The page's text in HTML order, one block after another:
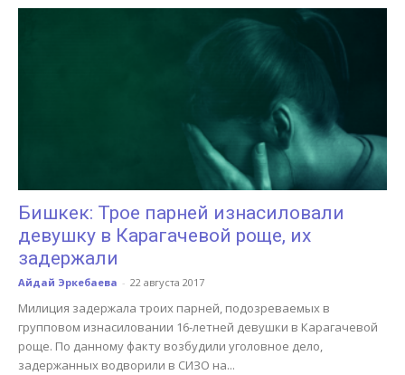
Бишкек: Трое парней изнасиловали
девушку в Карагачевой роще, их
задержали
Айдай Эркебаева - 22 августа 2017
Милиция задержала троих парней, подозреваемых в
групповом изнасиловании 16-летней девушки в Карагачевой
роще. По данному факту возбудили уголовное дело,
задержанных водворили в СИЗО на...